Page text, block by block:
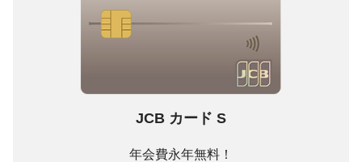
JCB カード S
年会費永年無料！